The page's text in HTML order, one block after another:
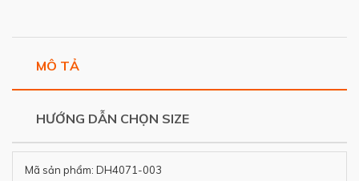
MÔ TẢ
HƯỚNG DẪN CHỌN SIZE
Mã sản phẩm: DH4071-003